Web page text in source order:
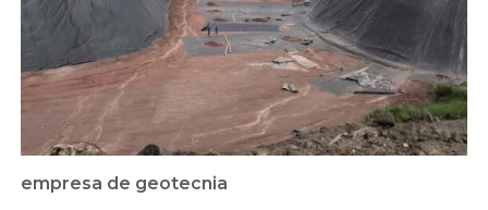
empresa de geotecnia